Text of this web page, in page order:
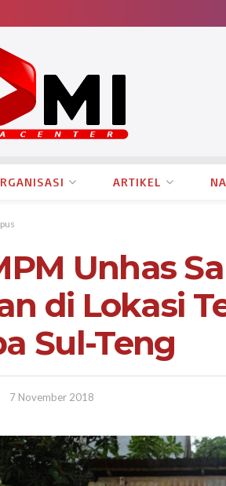
ARTIKEL
Unhas
di Lokasi
Sul-Teng
7 November 2018